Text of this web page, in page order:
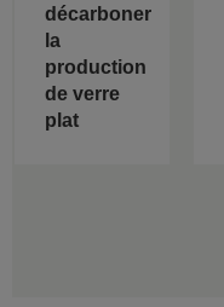
décarboner
la
production
de verre
plat